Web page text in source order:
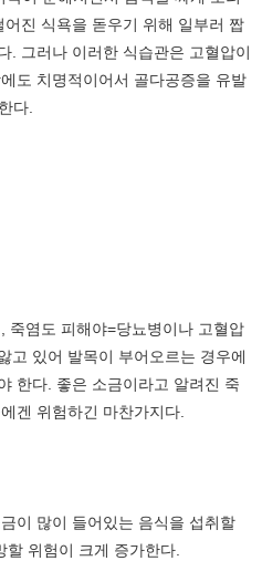
진 식욕을 돋우기 위해 일부러 짭
. 그러나 이러한 식습관은 고혈압이
도 치명적이어서 골다공증을 유발
다.
염도 피해야=당뇨병이나 고혈압
고 있어 발목이 부어오르는 경우에
한다. 좋은 소금이라고 알려진 죽
겐 위험하긴 마찬가지다.
이 많이 들어있는 음식을 섭취할
위험이 크게 증가한다.